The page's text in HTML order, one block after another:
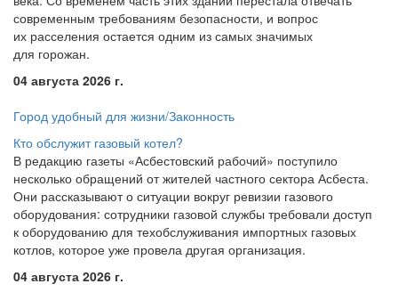
современным требованиям безопасности, и вопрос
их расселения остается одним из самых значимых
для горожан.
04 августа 2026 г.
Город удобный для жизни/Законность
Кто обслужит газовый котел?
В редакцию газеты «Асбестовский рабочий» поступило
несколько обращений от жителей частного сектора Асбеста.
Они рассказывают о ситуации вокруг ревизии газового
оборудования: сотрудники газовой службы требовали доступ
к оборудованию для техобслуживания импортных газовых
котлов, которое уже провела другая организация.
04 августа 2026 г.